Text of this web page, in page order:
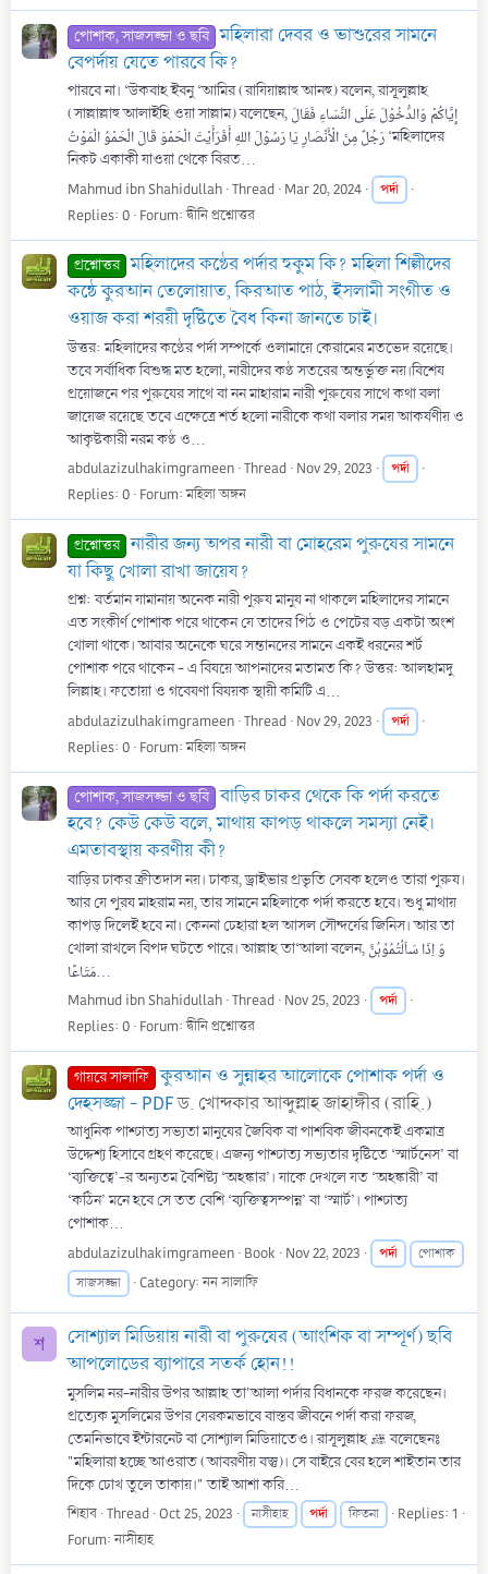
পোশাক, সাজসজ্জা ও ছবি মহিলারা দেবর ও ভাশুরের সামনে
বেপর্দায় যেতে পারবে কি?
পারবে না। ‘উকবাহ ইবনু ‘আমির (রাযিয়াল্লাহু আনহু) বলেন, রাসূলুল্লাহ
(সাল্লাল্লাহু আলাইহি ওয়া সাল্লাম) বলেছেন, إِيَّاكُمْ وَالدُّخُوْلَ عَلَى النِّسَاءِ فَقَالَ
رَجُلٌ مِنَ الْأَنْصَارِ يَا رَسُوْلَ اللهِ أَفَرَأَيْتَ الْحَمْوَ قَالَ الْحَمْوُ الْمَوْتُ ‘মহিলাদের
নিকট একাকী যাওয়া থেকে বিরত...
Mahmud ibn Shahidullah Thread Mar 20, 2024
পর্দা
Replies: 0 Forum:দ্বীনি প্রশ্নোত্তর
প্রশ্নোত্তর মহিলাদের কণ্ঠের পর্দার হুকুম কি? মহিলা শিল্পীদের
কন্ঠে কুরআন তেলোয়াত, কিরআত পাঠ, ইসলামী সংগীত ও
ওয়াজ করা শরয়ী দৃষ্টিতে বৈধ কিনা জানতে চাই।
উত্তর: মহিলাদের কণ্ঠের পর্দা সম্পর্কে ওলামায়ে কেরামের মতভেদ রয়েছে।
তবে সর্বাধিক বিশুদ্ধ মত হলো, নারীদের কণ্ঠ সতরের অন্তর্ভুক্ত নয়।বিশেষ
প্রয়োজনে পর পুরুষের সাথে বা নন মাহারাম নারী পুরুষের সাথে কথা বলা
জায়েজ রয়েছে তবে এক্ষেত্রে শর্ত হলো নারীকে কথা বলার সময় আকর্ষণীয় ও
আকৃষ্টকারী নরম কণ্ঠ ও...
abdulazizulhakimgrameen Thread Nov 29, 2023
পর্দা
Replies: 0 Forum:মহিলা অঙ্গন
প্রশ্নোত্তর নারীর জন্য অপর নারী বা মোহরেম পুরুষের সামনে
যা কিছু খোলা রাখা জায়েয?
প্রশ্ন: বর্তমান যামানায় অনেক নারী পুরুষ মানুষ না থাকলে মহিলাদের সামনে
এত সংকীর্ণ পোশাক পরে থাকেন যে তাদের পিঠ ও পেটের বড় একটা অংশ
খোলা থাকে। আবার অনেকে ঘরে সন্তানদের সামনে একই ধরনের শর্ট
পোশাক পরে থাকেন - এ বিষয়ে আপনাদের মতামত কি? উত্তর: আলহামদু
লিল্লাহ। ফতোয়া ও গবেষণা বিষয়ক স্থায়ী কমিটি এ...
abdulazizulhakimgrameen Thread Nov 29, 2023
পর্দা
Replies: 0 Forum:মহিলা অঙ্গন
পোশাক, সাজসজ্জা ও ছবি বাড়ির চাকর থেকে কি পর্দা করতে
হবে? কেউ কেউ বলে, মাথায় কাপড় থাকলে সমস্যা নেই।
এমতাবস্থায় করণীয় কী?
বাড়ির চাকর ক্রীতদাস নয়। চাকর, ড্রাইভার প্রভৃতি সেবক হলেও তারা পুরুষ।
আর যে পুরষ মাহরাম নয়, তার সামনে মহিলাকে পর্দা করতে হবে। শুধু মাথায়
কাপড় দিলেই হবে না। কেননা চেহারা হল আসল সৌন্দর্যের জিনিস। আর তা
খোলা রাখলে বিপদ ঘটতে পারে। আল্লাহ তা‘আলা বলেন, وَ اِذَا سَاَلۡتُمُوۡہُنَّ
مَتَاعًا...
Mahmud ibn Shahidullah Thread Nov 25, 2023
পর্দা
Replies: 0 Forum:দ্বীনি প্রশ্নোত্তর
গায়রে সালাফি কুরআন ও সুন্নাহর আলোকে পোশাক পর্দা ও
দেহসজ্জা - PDFড. খোন্দকার আব্দুল্লাহ জাহাঙ্গীর (রাহি.)
আধুনিক পাশ্চাত্য সভ্যতা মানুষের জৈবিক বা পাশবিক জীবনকেই একমাত্র
উদ্দেশ্য হিসাবে গ্রহণ করেছে। এজন্য পাশ্চাত্য সভ্যতার দৃষ্টিতে ‘স্মার্টনেস’ বা
‘ব্যক্তিত্বে’-র অন্যতম বৈশিষ্ট্য ‘অহঙ্কার’। যাকে দেখলে যত ‘অহঙ্কারী’ বা
‘কঠিন’ মনে হবে সে তত বেশি ‘ব্যক্তিত্বসম্পন্ন’ বা ‘স্মার্ট’। পাশ্চাত্য
পোশাক...
abdulazizulhakimgrameen Book Nov 22, 2023 পর্দা
পোশাক
সাজসজ্জা
Category:নন সালাফি
শ
সোশ্যাল মিডিয়ায় নারী বা পুরুষের (আংশিক বা সম্পূর্ণ) ছবি
আপলোডের ব্যাপারে সতর্ক হোন!!
মুসলিম নর-নারীর উপর আল্লাহ তা'আলা পর্দার বিধানকে ফরজ করেছেন।‌
প্রত্যেক মুসলিমের উপর যেরকমভাবে বাস্তব জীবনে পর্দা করা ফরজ,
তেমনিভাবে ইন্টারনেট বা সোশ্যাল মিডিয়াতেও। রাসূলুল্লাহ ﷺ বলেছেনঃ
"মহিলারা হচ্ছে আওরাত (আবরণীয় বস্তু)। সে বাইরে বের হলে শাইতান তার
দিকে চোখ তুলে তাকায়।" তাই আশা করি...
শিহাব Thread Oct 25, 2023 নাসীহাহ পর্দা ফিতনা
Replies: 1
Forum:নাসীহাহ